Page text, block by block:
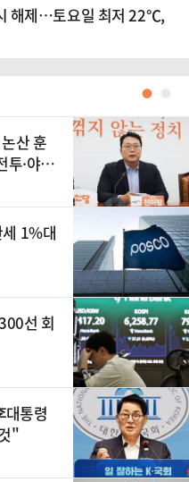
해제…토요일 최저 22℃,
●
산 훈
·야간
1%대
선 회
통령
"